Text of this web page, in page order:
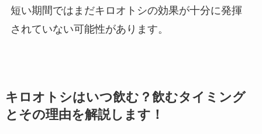
短い期間ではまだキロオトシの効果が十分に発揮
されていない可能性があります。
キロオトシはいつ飲む？飲むタイミング
とその理由を解説します！